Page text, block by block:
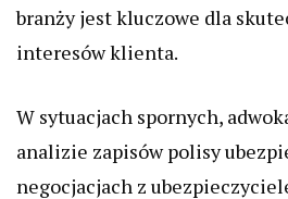
branży jest kluczowe dla
interesów klienta.
W sytuacjach spornych,
analizie zapisów polisy
negocjacjach z